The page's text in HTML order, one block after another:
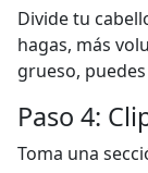
Divide tu
hagas, más
grueso,
Paso 4:
Toma una